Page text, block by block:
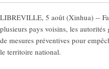
LIBREVILLE, 5 août (Xinhua) --
plusieurs pays voisins, les
de mesures préventives pour
le territoire national.